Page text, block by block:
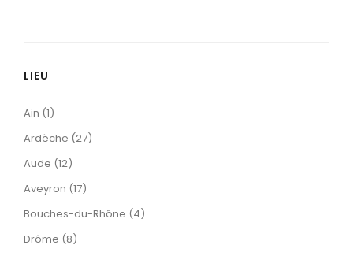
LIEU
Ain (1)
Ardèche (27)
Aude (12)
Aveyron (17)
Bouches-du-Rhône (4)
Drôme (8)